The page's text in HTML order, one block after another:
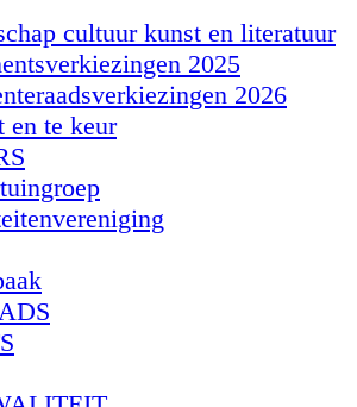
cultuur kunst en literatuur
2025
2026
en te keur